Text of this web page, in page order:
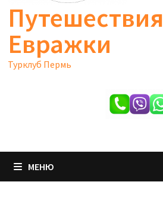
Путешествия
Евражки
Турклуб Пермь
МЕНЮ